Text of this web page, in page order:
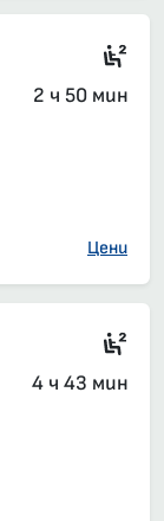
2 ч 50 мин
Цени
4 ч 43 мин